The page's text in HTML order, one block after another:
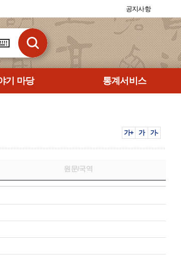
공지사항
기 마당 통계서비스
가+ 가 가-
원문/국역